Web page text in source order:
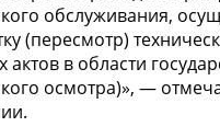
обслуживания,
(пересмотр)
актов в области
осмотра)», —